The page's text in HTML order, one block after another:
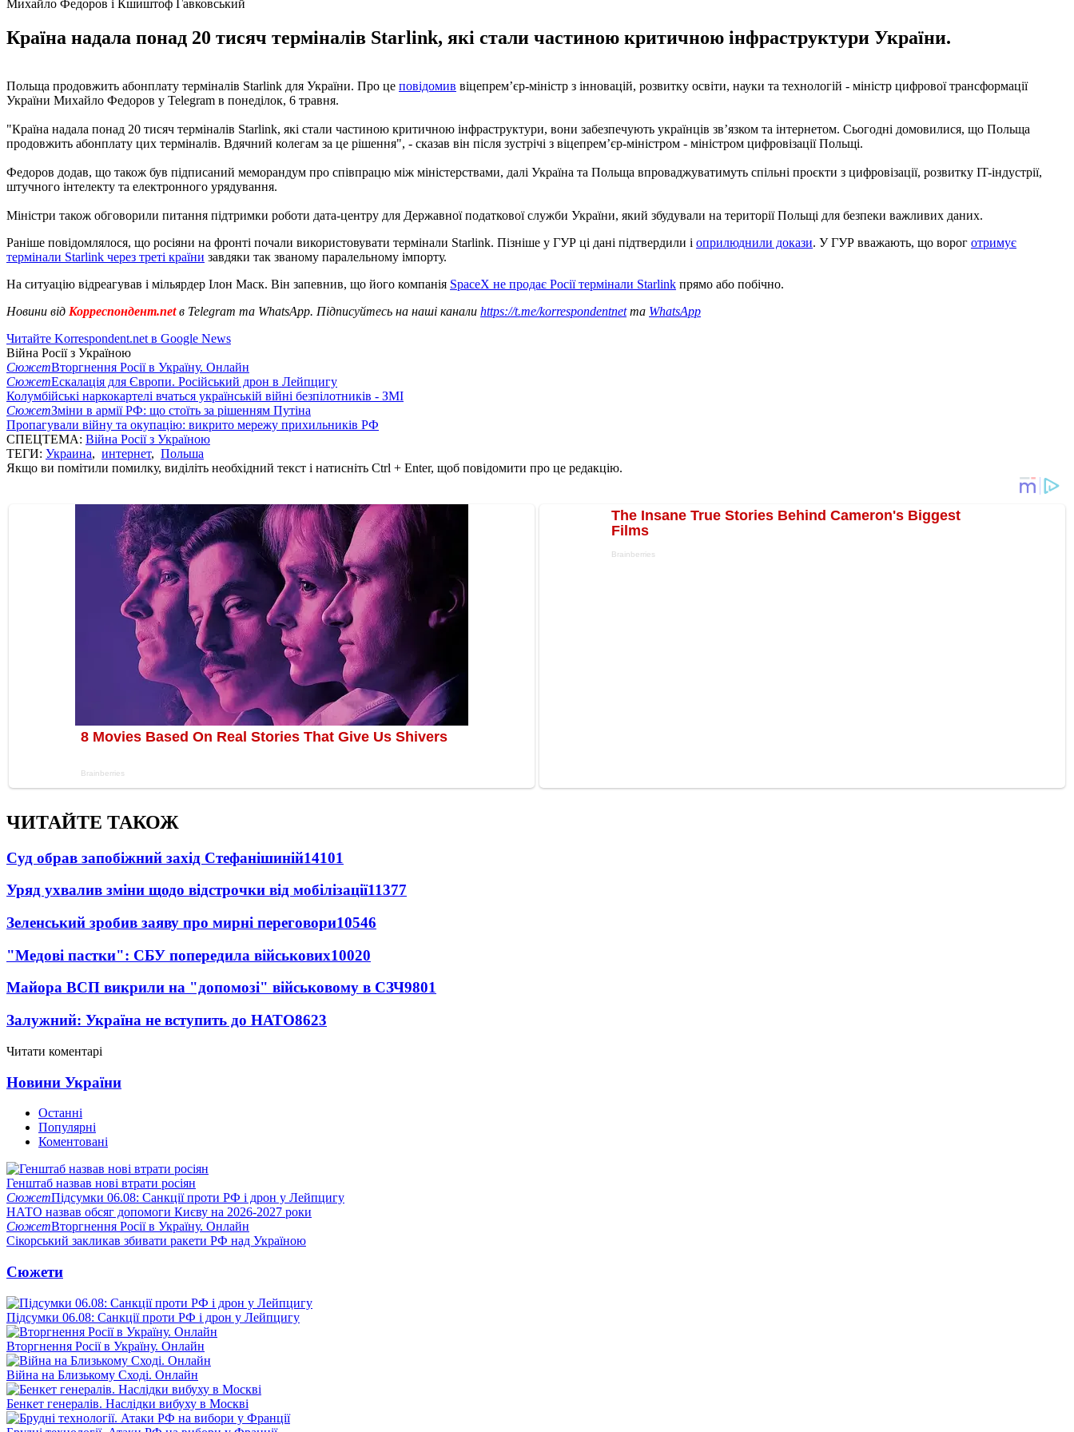
Михайло Федоров і Кшиштоф Гавковський
Країна надала понад 20 тисяч терміналів Starlink, які стали частиною критичною інфраструктури України.
Польща продовжить абонплату терміналів Starlink для України. Про це повідомив віцепрем’єр-міністр з інновацій, розвитку освіти, науки та технологій - міністр цифрової трансформації
України Михайло Федоров у Telegram в понеділок, 6 травня.
"Країна надала понад 20 тисяч терміналів Starlink, які стали частиною критичною інфраструктури, вони забезпечують українців звʼязком та інтернетом. Сьогодні домовилися, що Польща
продовжить абонплату цих терміналів. Вдячний колегам за це рішення", - сказав він після зустрічі з віцепрем’єр-міністром - міністром цифровізації Польщі.
Федоров додав, що також був підписаний меморандум про співпрацю між міністерствами, далі Україна та Польща впроваджуватимуть спільні проєкти з цифровізації, розвитку IT-індустрії,
штучного інтелекту та електронного урядування.
Міністри також обговорили питання підтримки роботи дата-центру для Державної податкової служби України, який збудували на території Польщі для безпеки важливих даних.
Раніше повідомлялося, що росіяни на фронті почали використовувати термінали Starlink. Пізніше у ГУР ці дані підтвердили і оприлюднили докази. У ГУР вважають, що ворог отримує
термінали Starlink через треті країни завдяки так званому паралельному імпорту.
На ситуацію відреагував і мільярдер Ілон Маск. Він запевнив, що його компанія SpaceX не продає Росії термінали Starlink прямо або побічно.
Новини від Корреспондент.netв Telegram та WhatsApp. Підписуйтесь на наші канали https://t.me/korrespondentnetта WhatsApp
Читайте Korrespondent.net в Google News
Війна Росії з Україною
СюжетВторгнення Росії в Україну. Онлайн
СюжетЕскалація для Європи. Російський дрон в Лейпцигу
Колумбійські наркокартелі вчаться українській війні безпілотників - ЗМІ
СюжетЗміни в армії РФ: що стоїть за рішенням Путіна
Пропагували війну та окупацію: викрито мережу прихильників РФ
СПЕЦТЕМА: Війна Росії з Україною
ТЕГИ: Украина, интернет, Польша
Якщо ви помітили помилку, виділіть необхідний текст і натисніть Ctrl + Enter, щоб повідомити про це редакцію.
ЧИТАЙТЕ ТАКОЖ
Суд обрав запобіжний захід Стефанішиній14101
Уряд ухвалив зміни щодо відстрочки від мобілізації11377
Зеленський зробив заяву про мирні переговори10546
"Медові пастки": СБУ попередила військових10020
Майора ВСП викрили на "допомозі" військовому в СЗЧ9801
Залужний: Україна не вступить до НАТО8623
Читати коментарі
Новини України
Останні
Популярні
Коментовані
Генштаб назвав нові втрати росіян
СюжетПідсумки 06.08: Санкції проти РФ і дрон у Лейпцигу
НАТО назвав обсяг допомоги Києву на 2026-2027 роки
СюжетВторгнення Росії в Україну. Онлайн
Сікорський закликав збивати ракети РФ над Україною
Сюжети
Підсумки 06.08: Санкції проти РФ і дрон у Лейпцигу
Вторгнення Росії в Україну. Онлайн
Війна на Близькому Сході. Онлайн
Бенкет генералів. Наслідки вибуху в Москві